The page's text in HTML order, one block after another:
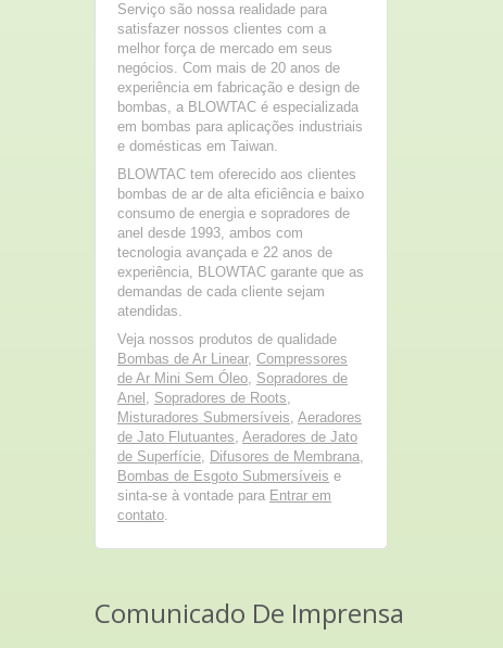
Serviço são nossa realidade para
satisfazer nossos clientes com a
melhor força de mercado em seus
negócios. Com mais de 20 anos de
experiência em fabricação e design de
bombas, a BLOWTAC é especializada
em bombas para aplicações industriais
e domésticas em Taiwan.
BLOWTAC tem oferecido aos clientes
bombas de ar de alta eficiência e baixo
consumo de energia e sopradores de
anel desde 1993, ambos com
tecnologia avançada e 22 anos de
experiência, BLOWTAC garante que as
demandas de cada cliente sejam
atendidas.
Veja nossos produtos de qualidade
Bombas de Ar Linear, Compressores
de Ar Mini Sem Óleo, Sopradores de
Anel , Sopradores de Roots,
Misturadores Submersíveis, Aeradores
de Jato Flutuantes, Aeradores de Jato
de Superfície, Difusores de Membrana,
Bombas de Esgoto Submersíveis e
sinta-se à vontade para Entrar em
contato.
Comunicado De Imprensa